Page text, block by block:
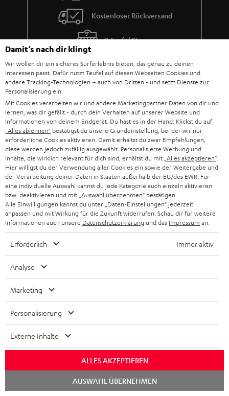
Kostenloser Rückversand
9 Teufel Stores
Mehr als 45 Jahre Erfahrung
Teufel Blog
Audio-Technologien, HiFi-Trends, Tipps & Tricks
Teufel Support
Häufige Fragen
Kontakt
Rückgabe / Rücktritt
Sendungsverfolgung
Erlebe unsere Produkte hautnah und lass dich persönlich
im Store beraten.
Damit‘s nach dir klingt
Wir wollen dir ein sicheres Surferlebnis bieten, das genau zu deinen
Interessen passt. Dafür nutzt Teufel auf diesen Webseiten Cookies und
andere Tracking-Technologien – auch von Dritten - und setzt Dienste zur
Personalisierung ein.
Mit Cookies verarbeiten wir und andere Marketingpartner Daten von dir und
lernen, was dir gefällt - durch dein Verhalten auf unserer Website und
Informationen von deinem Endgerät. Du hast es in der Hand: Klickst du auf
„Alles ablehnen“ bestätigst du unsere Grundeinstellung, bei der wir nur
erforderliche Cookies aktivieren. Damit erhältst du zwar Empfehlungen,
diese werden jedoch zufällig ausgewählt. Personalisierte Werbung und
Inhalte, die wirklich relevant für dich sind, erhältst du mit „Alles akzeptieren“.
Hier willigst du der Verwendung aller Cookies ein sowie der Weitergabe und
der Verarbeitung deiner Daten in Staaten außerhalb der EU/des EWR. Für
eine individuelle Auswahl kannst du jede Kategorie auch einzeln aktivieren
bzw. deaktivieren und mit „Auswahl übernehmen“ bestätigen.
Alle Einwilligungen kannst du unter „Daten-Einstellungen“ jederzeit
anpassen und mit Wirkung für die Zukunft widerrufen. Schau dir für weitere
Informationen auch unsere Datenschutzerklärung und das Impressum an.
Erforderlich Immer aktiv
Analyse
Marketing
Personalisierung
Externe Inhalte
ALLES AKZEPTIEREN
AUSWAHL ÜBERNEHMEN